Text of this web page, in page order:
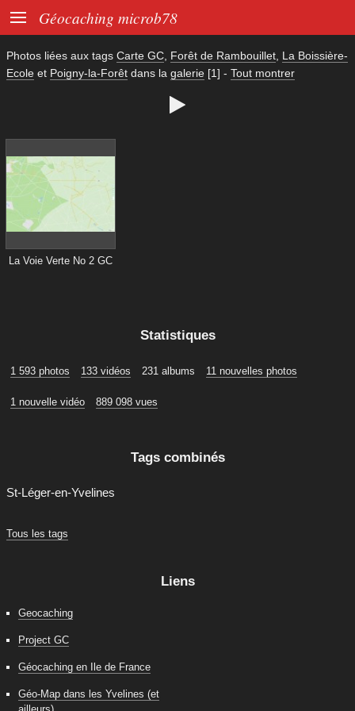
 Géocaching microb78
Photos liées aux tags Carte GC Forêt de Rambouillet La Boissière-
Ecole et Poigny-la-Forêt dans la galerie [1] - Tout montrer

La Voie Verte No 2 GC
Statistiques
1 593 photos 133 vidéos 231 albums 11 nouvelles photos
1 nouvelle vidéo 889 098 vues
Tags combinés
St-Léger-en-Yvelines
Tous les tags
Liens
Geocaching
Project GC
Géocaching en Ile de France
Géo-Map dans les Yvelines (et